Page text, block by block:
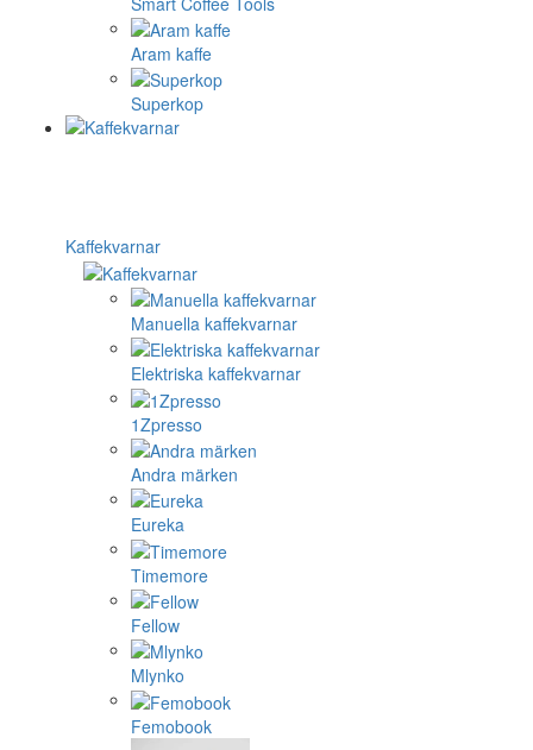
Aram kaffe
Superkop
Kaffekvarnar
Manuella kaffekvarnar
Elektriska kaffekvarnar
1Zpresso
Andra märken
Eureka
Timemore
Fellow
Mlynko
Femobook